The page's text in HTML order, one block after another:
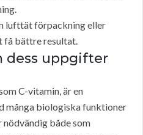
lufttät förpackning eller
få bättre resultat.
dess uppgifter
C-vitamin, är en
många biologiska funktioner
nödvändig både som